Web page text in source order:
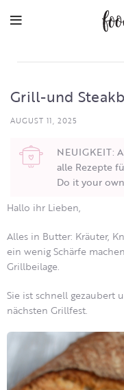
Grill-und
AUGUST 11, 2025
NEUIGKEIT:
alle Rezepte
Do it your
Hallo ihr Lieben,
Alles in Butter: Kräuter,
ein wenig Schärfe
Grillbeilage.
Sie ist schnell gezaubert
nächsten Grillfest.